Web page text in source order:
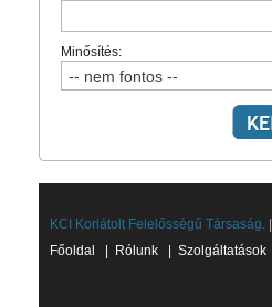
Minősítés:
KCI Korlátolt Felelősségű Társaság.
Főoldal
Rólunk Szolgáltatások